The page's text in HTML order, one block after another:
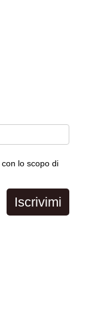
lo scopo di
Iscrivimi